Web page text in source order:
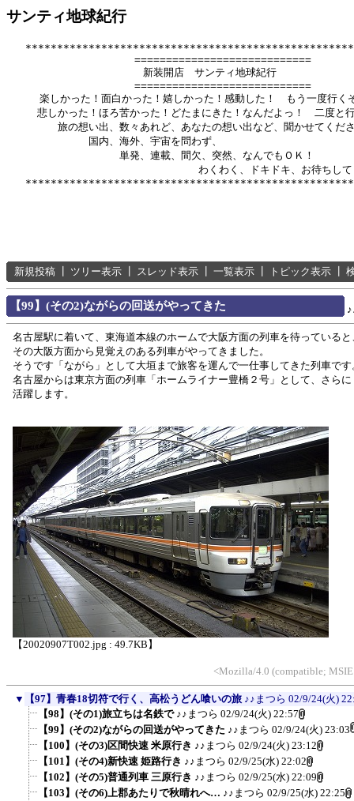
サンティ地球紀行
          　　       ============================
              　      新装開店　サンティ地球紀行
          　　       ============================
楽しかった！面白かった！嬉しかった！感動した！　もう一度行く
悲しかった！ほろ苦かった！どたまにきた！なんだよっ！　二度と
旅の想い出、数々あれど、あなたの想い出など、聞かせてくだ
国内、海外、宇宙を問わず、
単発、連載、間欠、突然、なんでもＯＫ！
わくわく、ドキドキ、お待ちしてま
新規投稿 ツリー表示 スレッド表示 一覧表示 トピック表示
【99】(その2)ながらの回送がやってきた
名古屋駅に着いて、東海道本線のホームで大阪方面の列車を待っていると
その大阪方面から見覚えのある列車がやってきました。
そうです「ながら」として大垣まで旅客を運んで一仕事してきた列車です
名古屋からは東京方面の列車「ホームライナー豊橋２号」として、さらに
活躍します。
【20020907T002.jpg : 49.7KB】
<Mozilla/4.0 (compatible;
▼ 【97】青春18切符で行く、高松うどん喰いの旅 ♪♪まつら 02/9/24(火)
【98】(その1)旅立ちは名鉄で ♪♪まつら 02/9/24(火) 22:57
【99】(その2)ながらの回送がやってきた ♪♪まつら 02/9/24(火) 23:03
【100】(その3)区間快速 米原行き ♪♪まつら 02/9/24(火) 23:12
【101】(その4)新快速 姫路行き ♪♪まつら 02/9/25(水) 22:02
【102】(その5)普通列車 三原行き ♪♪まつら 02/9/25(水) 22:09
【103】(その6)上郡あたりで秋晴れへ… ♪♪まつら 02/9/25(水) 22:25